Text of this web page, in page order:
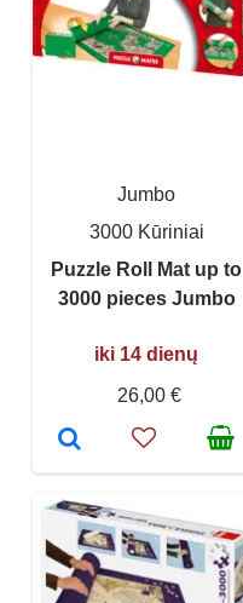
Jumbo
3000 Kūriniai
Puzzle Roll Mat up to
3000 pieces Jumbo
iki 14 dienų
26,00 €